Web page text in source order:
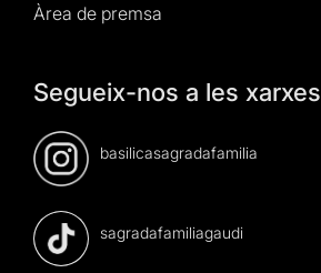
Àrea de premsa
Segueix-nos a les xarxes
basilicasagradafamilia
sagradafamiliagaudi